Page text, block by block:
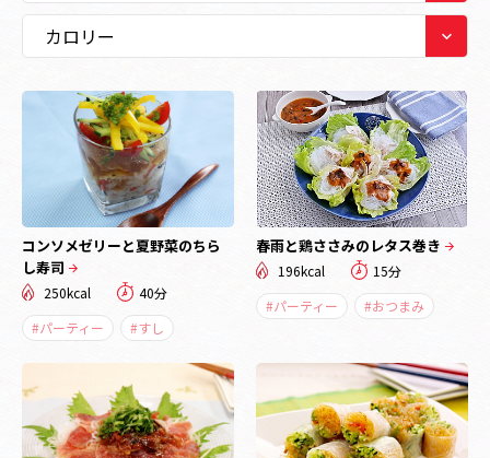
コンソメゼリーと夏野菜のちら
し寿司
250kcal
40分
#パーティー
#すし
春雨と鶏ささみのレタス巻き
196kcal
15分
#パーティー
#おつまみ